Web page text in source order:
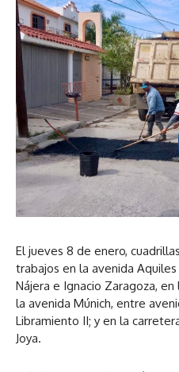
El jueves 8 de enero,
trabajos en la avenida
Nájera e Ignacio Zaragoza,
la avenida Múnich, entre
Libramiento II; y en la
Joya.